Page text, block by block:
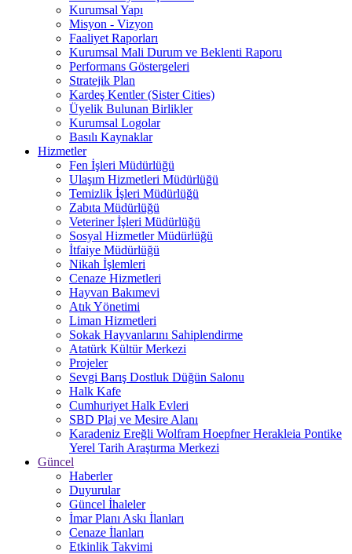
Kurumsal Yapı
Misyon - Vizyon
Faaliyet Raporları
Kurumsal Mali Durum ve Beklenti Raporu
Performans Göstergeleri
Stratejik Plan
Kardeş Kentler (Sister Cities)
Üyelik Bulunan Birlikler
Kurumsal Logolar
Basılı Kaynaklar
Hizmetler
Fen İşleri Müdürlüğü
Ulaşım Hizmetleri Müdürlüğü
Temizlik İşleri Müdürlüğü
Zabıta Müdürlüğü
Veteriner İşleri Müdürlüğü
Sosyal Hizmetler Müdürlüğü
İtfaiye Müdürlüğü
Nikah İşlemleri
Cenaze Hizmetleri
Hayvan Bakımevi
Atık Yönetimi
Liman Hizmetleri
Sokak Hayvanlarını Sahiplendirme
Atatürk Kültür Merkezi
Projeler
Sevgi Barış Dostluk Düğün Salonu
Halk Kafe
Cumhuriyet Halk Evleri
SBD Plaj ve Mesire Alanı
Karadeniz Ereğli Wolfram Hoepfner Herakleia Pontike
Yerel Tarih Araştırma Merkezi
Güncel
Haberler
Duyurular
Güncel İhaleler
İmar Planı Askı İlanları
Cenaze İlanları
Etkinlik Takvimi